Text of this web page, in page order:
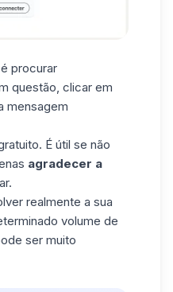
procurar
questão, clicar em
mensagem
É útil se não
agradecer a
realmente a sua
volume de
ser muito